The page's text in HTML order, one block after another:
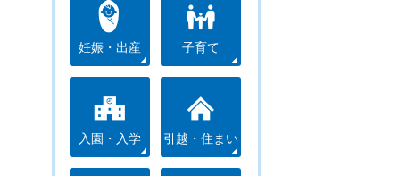
妊娠・出産 子育て
入園・入学 引越・住まい